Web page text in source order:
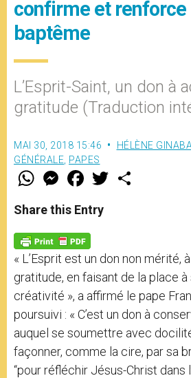
confirme et renforce
baptême
L’Esprit-Saint, un don à
gratitude (Traduction
MAI 30, 2018 15:46 HÉLÈNE
GÉNÉRALE PAPES
W
t
s
p
p
M
e
s
e
g
e
r
F
a
e
b
o
k
w
Share this Entry
« L’Esprit est un don non mérité,
gratitude, en faisant de la place
créativité », a affirmé le pape
poursuivi : « C’est un don à
auquel se soumettre avec
façonner, comme la cire, par sa
“pour réfléchir Jésus-Christ dans